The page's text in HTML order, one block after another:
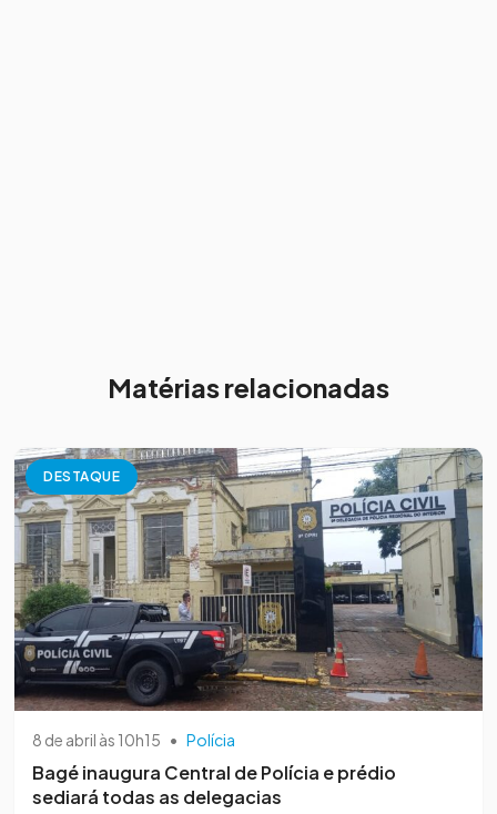
Matérias relacionadas
DESTAQUE
8 de abril às 10h15 • Polícia
Bagé inaugura Central de Polícia e prédio
sediará todas as delegacias